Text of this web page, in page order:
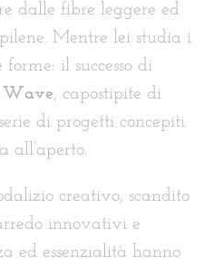
dalle fibre leggere ed
Mentre lei studia i
il successo di
Wave, capostipite di
di progetti concepiti
all’aperto.
creativo, scandito
innovativi e
ed essenzialità hanno